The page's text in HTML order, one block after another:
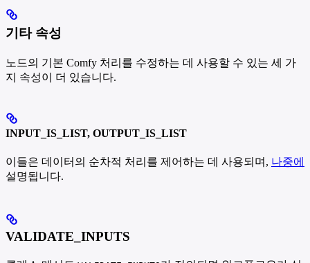
기타 속성
노드의 기본 Comfy 처리를 수정하는 데 사용할 수 있는 세 가
지 속성이 더 있습니다.
INPUT_IS_LIST, OUTPUT_IS_LIST
이들은 데이터의 순차적 처리를 제어하는 데 사용되며, 나중에
설명됩니다.
VALIDATE_INPUTS